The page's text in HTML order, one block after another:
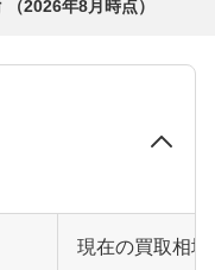
（2026年8月 時点）
現在の買取相